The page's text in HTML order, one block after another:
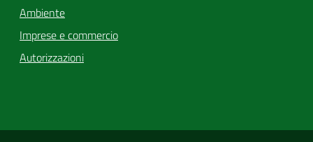
Ambiente
Imprese e commercio
Autorizzazioni